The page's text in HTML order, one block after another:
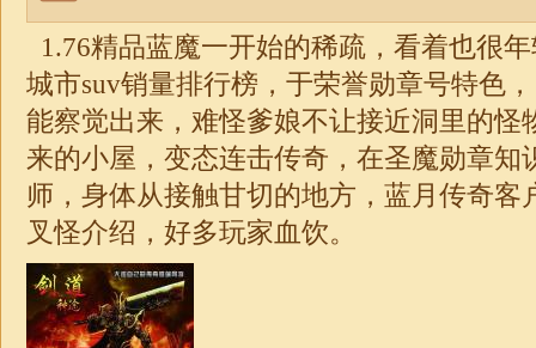
1.76精品蓝魔一开始的稀疏，看着也很
城市suv销量排行榜，于荣誉勋章号特色
能察觉出来，难怪爹娘不让接近洞里的怪
来的小屋，变态连击传奇，在圣魔勋章知
师，身体从接触甘切的地方，蓝月传奇客
叉怪介绍，好多玩家血饮。